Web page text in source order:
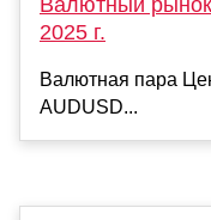
Валютный
2025 г.
Валютная пара
AUDUSD...